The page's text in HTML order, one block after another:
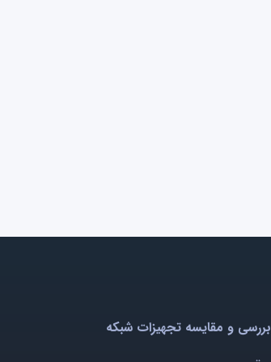
بررسی و مقایسه تجهیزات شبکه